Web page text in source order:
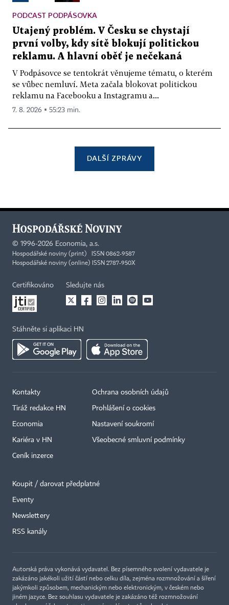
PODCAST PODPÁSOVKA
Utajený problém. V Česku se chystají
první volby, kdy sítě blokují politickou
reklamu. A hlavní oběť je nečekaná
V Podpásovce se tentokrát věnujeme tématu, o kterém
se vůbec nemluví. Meta začala blokovat politickou
reklamu na Facebooku a Instagramu a...
7. 8. 2026 ▪ 55:23 min.
DALŠÍ ZPRÁVY
© 1996-2026 Economia, a.s.
Hospodářské noviny (print) ISSN 0862-9587
Hospodářské noviny (online) ISSN 2787-950X
Certifikováno Sledujte nás
Stáhněte si aplikaci HN
Kontakty
Tiráž redakce HN
Economia
Kariéra v HN
Ceník inzerce
Ochrana osobních údajů
Prohlášení o cookies
Nastavení soukromí
Všeobecné smluvní podmínky
Koupit / darovat předplatné
Eventy
Newslettery
RSS kanály
Autorská práva vykonává vydavatel. Bez písemného svolení vydavatele je
zakázáno jakékoli užití částí nebo celku díla, zejména rozmnožování a šíření
jakýmkoli způsobem, mechanickým nebo elektronickým, v českém nebo
jiném jazyce. Bez souhlasu vydavatele je zakázáno též rozmnožování